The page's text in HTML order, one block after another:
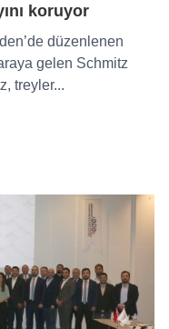
koruyor
düzenlenen
gelen Schmitz
treyler...